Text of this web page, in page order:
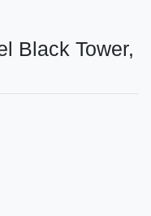
Black Tower,